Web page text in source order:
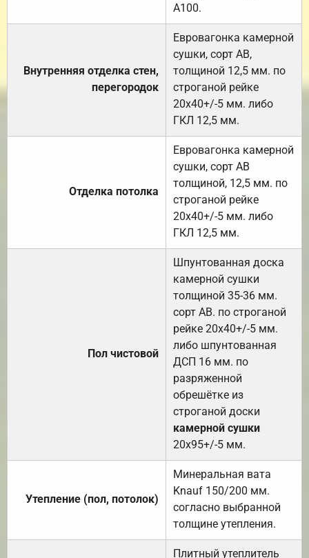
А100.
Внутренняя отделка стен,
перегородок
Евровагонка камерной
сушки, сорт АВ,
толщиной 12,5 мм. по
строганой рейке
20х40+/-5 мм. либо
ГКЛ 12,5 мм.
Отделка потолка
Евровагонка камерной
сушки, сорт АВ
толщиной, 12,5 мм. по
строганой рейке
20х40+/-5 мм. либо
ГКЛ 12,5 мм.
Пол чистовой
Шпунтованная доска
камерной сушки
толщиной 35-36 мм.
сорт АВ. по строганой
рейке 20х40+/-5 мм.
либо шпунтованная
ДСП 16 мм. по
разряженной
обрешётке из
строганой доски
камерной сушки
20х95+/-5 мм.
Утепление (пол, потолок)
Минеральная вата
Knauf 150/200 мм.
согласно выбранной
толщине утепления.
Плитный утеплитель